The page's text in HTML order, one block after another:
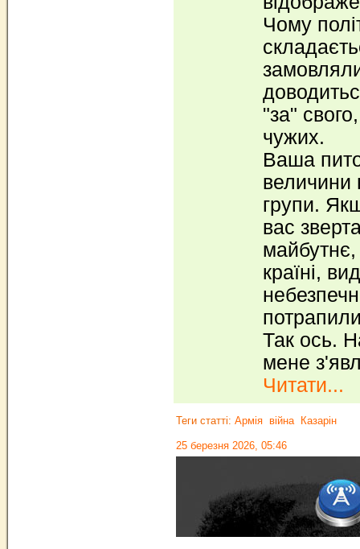
Чому
"за"
чужих.
Ваша
величини
групи.
вас
майбутнє,
країні,
Так ось.
мене
Читати...
Теги статті: Армія війна Казарін
25 березня 2026, 05:46